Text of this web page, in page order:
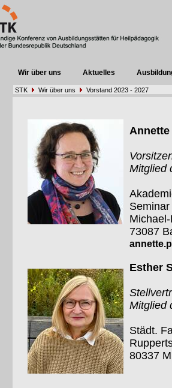
Wir über uns Aktuelles
STK Wir über uns Vorstand 2023 - 2027
Mitglied
Seminar
73087
Esther
Mitglied
Städt.
80337